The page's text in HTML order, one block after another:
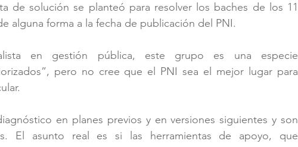
de solución se planteó para resolver los baches de los 11
alguna forma a la fecha de publicación del PNI.
en gestión pública, este grupo es una especie
pero no cree que el PNI sea el mejor lugar para
en planes previos y en versiones siguientes y son
El asunto real es si las herramientas de apoyo, que